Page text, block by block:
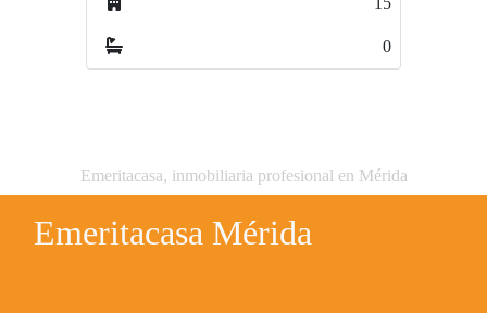
Emeritacasa, inmobiliaria profesional en Mérida
Emeritacasa Mérida